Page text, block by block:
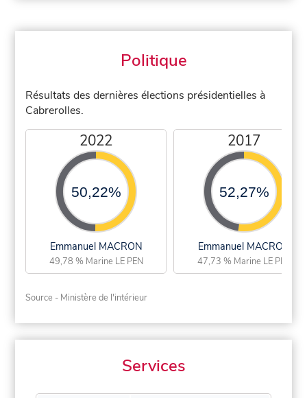
Politique
Résultats des dernières élections présidentielles à
Cabrerolles.
2022
50,22%
Emmanuel MACRON
49,78 % Marine LE PEN
2017
52,27%
Emmanuel MACRON
47,73 % Marine LE PEN
Source - Ministère de l'intérieur
Services